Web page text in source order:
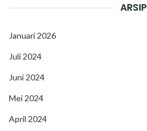
ARSIP
Januari 2026
Juli 2024
Juni 2024
Mei 2024
April 2024